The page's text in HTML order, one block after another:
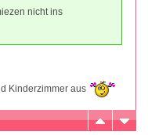
nicht ins
Kinderzimmer aus